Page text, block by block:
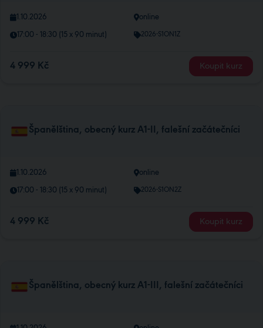
1.10.2026 online
17:00 - 18:30 (15 x 90 minut) 2026-S1ON1Z
4 999 Kč Koupit kurz
Španělština, obecný kurz A1-II, falešní začátečníci
1.10.2026 online
17:00 - 18:30 (15 x 90 minut) 2026-S1ON2Z
4 999 Kč Koupit kurz
Španělština, obecný kurz A1-III, falešní začátečníci